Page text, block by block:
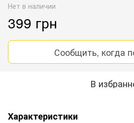
Нет в наличии
399 грн
Сообщить, когда
В
Характеристики